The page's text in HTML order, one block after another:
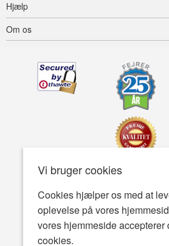
Vi bruger cookies
Cookies hjælper os med at
oplevelse på vores
vores hjemmeside accepterer
cookies.
Hjælp
Om os
Tilgængelighed Betingelser for brug
Sikkerhedspolitik
© Copyright 2001-2026 BIOVEA . Alle